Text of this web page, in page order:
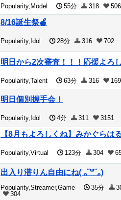
Popularity,Model 55分 318 506
8/16誕生祭🍎
Popularity,Idol 28分 316 702
明日から2次審査！！！応援よろ
Popularity,Talent 63分 316 169
明日個別握手会！
Popularity,Idol 4分 311 3151
【8月もよろしくね】みかぐらは
Popularity,Virtual 123分 304
出入り潜りん自由にね( ᎔˘꒳˘᎔)
Popularity,Streamer,Game 35分
304